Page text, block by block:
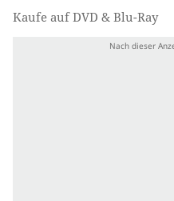
Kaufe auf DVD & Blu-Ray